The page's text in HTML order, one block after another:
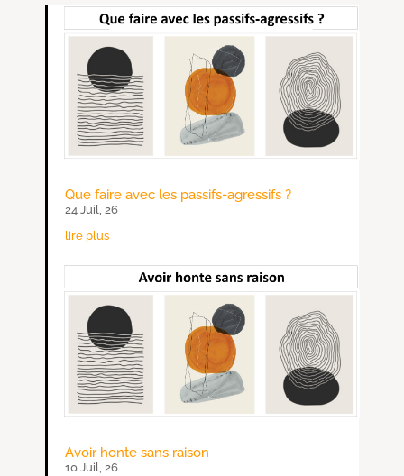
Que faire avec les passifs-agressifs ?
24 Juil, 26
lire plus
Avoir honte sans raison
10 Juil, 26